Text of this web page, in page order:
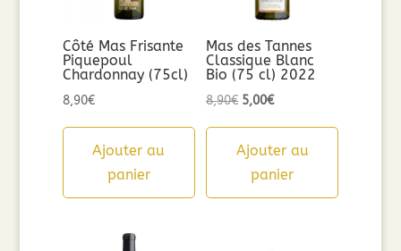
Côté Mas Frisante
Piquepoul
Chardonnay (75cl)
8,90€
Ajouter au
panier
Mas des Tannes
Classique Blanc
Bio (75 cl) 2022
8,90€ Le
initial
était :
5,00€Le
actuel
est :
Ajouter au
panier